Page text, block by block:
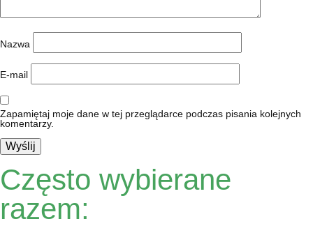
Nazwa
E-mail
Zapamiętaj moje dane w tej przeglądarce podczas pisania kolejnych
komentarzy.
Często wybierane
razem: